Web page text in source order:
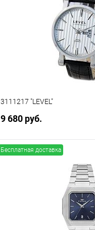
3111217 "LEVEL"
9 680 руб.
Бесплатная доставка